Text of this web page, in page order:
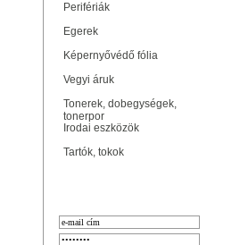
Perifériák
Egerek
Képernyővédő fólia
Vegyi áruk
Tonerek, dobegységek,
tonerpor
Irodai eszközök
Tartók, tokok